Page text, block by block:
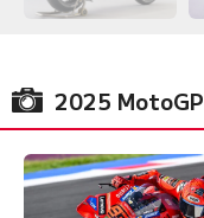
2025 MotoGP